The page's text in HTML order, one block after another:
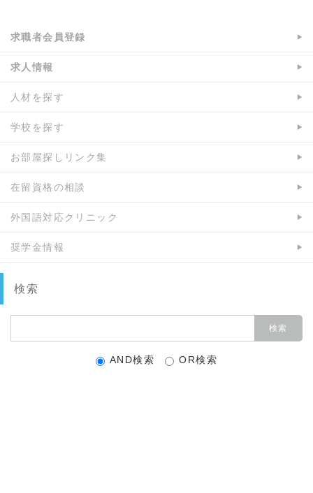
求職者会員登録
求人情報
人材を探す
学校を探す
お部屋探しリンク集
在留資格の相談
外国語対応クリニック
奨学金情報
検索
AND検索 OR検索